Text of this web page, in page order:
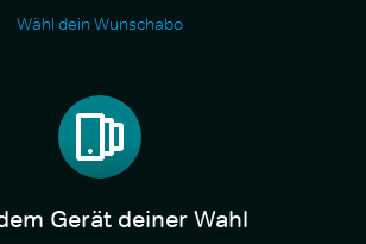
Wähl dein Wunschabo
Gerät deiner Wahl